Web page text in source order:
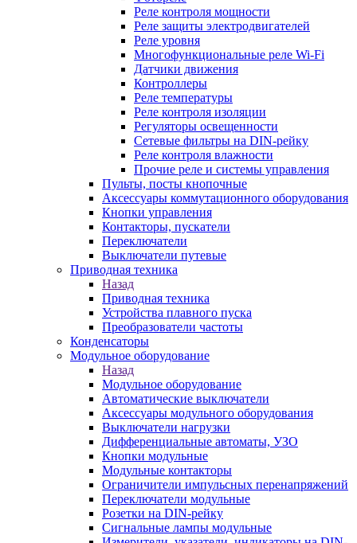
Реле контроля мощности
Реле защиты электродвигателей
Реле уровня
Многофункциональные реле Wi-Fi
Датчики движения
Контроллеры
Реле температуры
Реле контроля изоляции
Регуляторы освещенности
Сетевые фильтры на DIN-рейку
Реле контроля влажности
Прочие реле и системы управления
Пульты, посты кнопочные
Аксессуары коммутационного оборудования
Кнопки управления
Контакторы, пускатели
Переключатели
Выключатели путевые
Приводная техника
Назад
Приводная техника
Устройства плавного пуска
Преобразователи частоты
Конденсаторы
Модульное оборудование
Назад
Модульное оборудование
Автоматические выключатели
Аксессуары модульного оборудования
Выключатели нагрузки
Дифференциальные автоматы, УЗО
Кнопки модульные
Модульные контакторы
Ограничители импульсных перенапряжений
Переключатели модульные
Розетки на DIN-рейку
Сигнальные лампы модульные